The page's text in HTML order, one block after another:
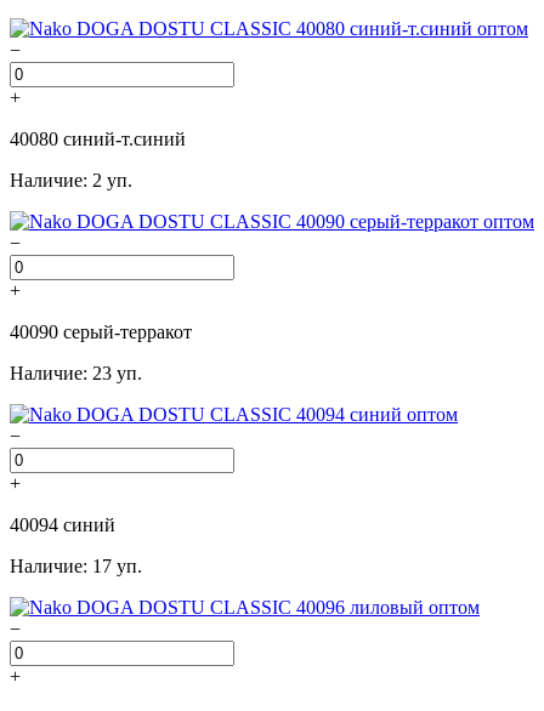
−
+
40080 синий-т.синий
Наличие: 2 уп.
−
+
40090 серый-терракот
Наличие: 23 уп.
−
+
40094 синий
Наличие: 17 уп.
−
+